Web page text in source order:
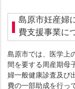
島原市妊産婦
費支援事業に
島原市では、医学上
間を要する周産期母
婦一般健康診査及び
費の一部助成を行っ